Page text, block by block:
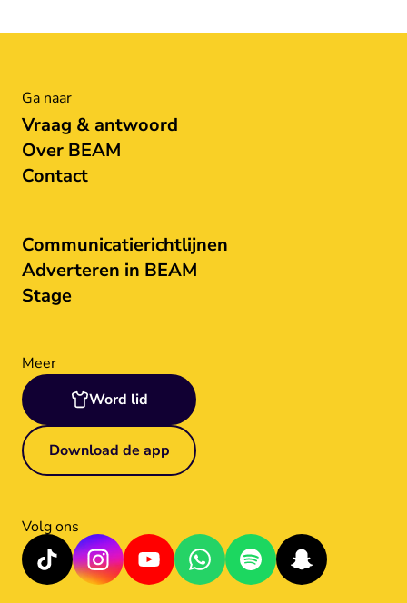
Ga naar
Vraag & antwoord
Over BEAM
Contact
Communicatierichtlijnen
Adverteren in BEAM
Stage
Meer
Word lid
Download de app
Volg ons